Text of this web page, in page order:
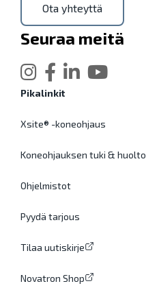
Ota yhteyttä
Seuraa meitä
Pikalinkit
Xsite® -koneohjaus
Koneohjauksen tuki & huolto
Ohjelmistot
Pyydä tarjous
Tilaa uutiskirje
Novatron Shop